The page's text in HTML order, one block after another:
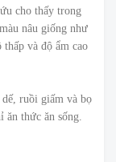
cho thấy trong
nâu giống như
và độ ẩm cao
dế, ruồi giấm và bọ
thức ăn sống.